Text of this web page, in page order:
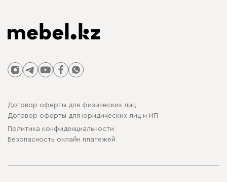
Договор оферты для физических лиц
Договор оферты для юридических лиц и ИП
Политика конфиденциальности
Безопасность онлайн платежей